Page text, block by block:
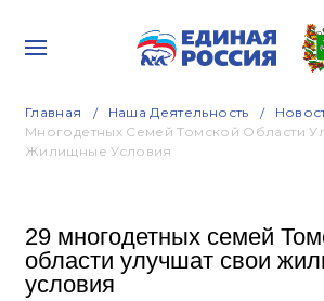
Главная Наша Деятельность
Многодетных Семей Томской Области
Жилищные Условия
29 многодетных семей
области улучшат свои
условия